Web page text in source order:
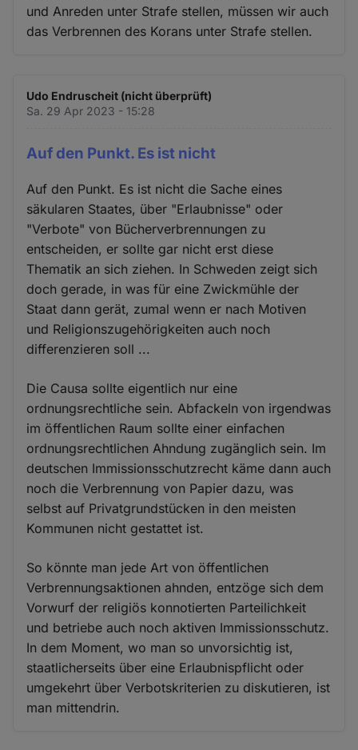
und Anreden unter Strafe stellen, müssen wir auch
das Verbrennen des Korans unter Strafe stellen.
Udo Endruscheit (nicht überprüft)
Sa. 29 Apr 2023 - 15:28
Auf den Punkt. Es ist nicht
Auf den Punkt. Es ist nicht die Sache eines
säkularen Staates, über "Erlaubnisse" oder
"Verbote" von Bücherverbrennungen zu
entscheiden, er sollte gar nicht erst diese
Thematik an sich ziehen. In Schweden zeigt sich
doch gerade, in was für eine Zwickmühle der
Staat dann gerät, zumal wenn er nach Motiven
und Religionszugehörigkeiten auch noch
differenzieren soll ...
Die Causa sollte eigentlich nur eine
ordnungsrechtliche sein. Abfackeln von irgendwas
im öffentlichen Raum sollte einer einfachen
ordnungsrechtlichen Ahndung zugänglich sein. Im
deutschen Immissionsschutzrecht käme dann auch
noch die Verbrennung von Papier dazu, was
selbst auf Privatgrundstücken in den meisten
Kommunen nicht gestattet ist.
So könnte man jede Art von öffentlichen
Verbrennungsaktionen ahnden, entzöge sich dem
Vorwurf der religiös konnotierten Parteilichkeit
und betriebe auch noch aktiven Immissionsschutz.
In dem Moment, wo man so unvorsichtig ist,
staatlicherseits über eine Erlaubnispflicht oder
umgekehrt über Verbotskriterien zu diskutieren, ist
man mittendrin.